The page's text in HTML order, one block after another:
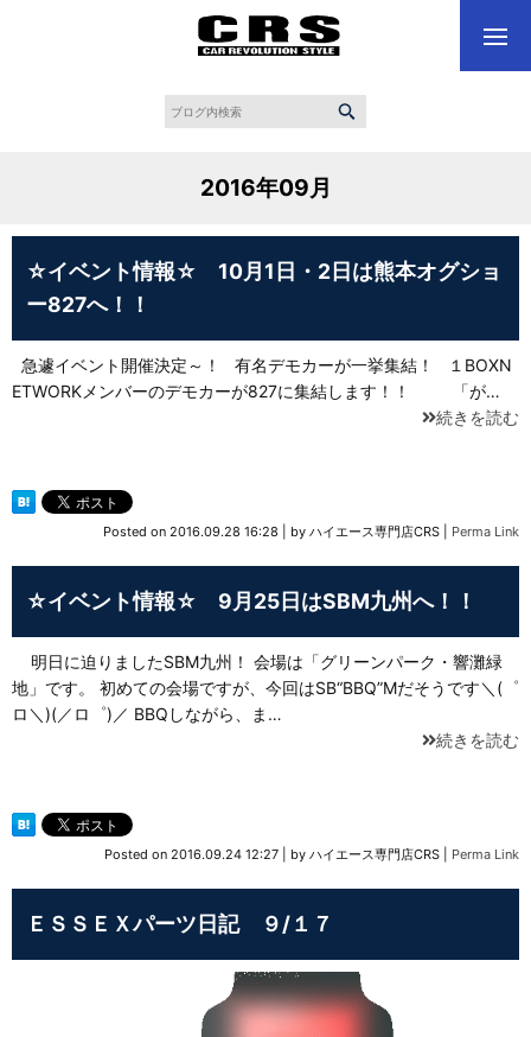
2016年09月
☆イベント情報☆ 10月1日・2日は熊本オグショ
ー827へ！！
急遽イベント開催決定～！ 有名デモカーが一挙集結！ １BOXN
ETWORKメンバーのデモカーが827に集結します！！ 「が…
続きを読む
Posted on 2016.09.28 16:28 by ハイエース専門店CRS Perma Link
☆イベント情報☆ 9月25日はSBM九州へ！！
明日に迫りましたSBM九州！ 会場は「グリーンパーク・響灘緑
地」です。 初めての会場ですが、今回はSB“BBQ”Mだそうです＼(゜
ロ＼)(／ロ゜)／ BBQしながら、ま…
続きを読む
Posted on 2016.09.24 12:27 by ハイエース専門店CRS Perma Link
ＥＳＳＥＸパーツ日記 ９/１７